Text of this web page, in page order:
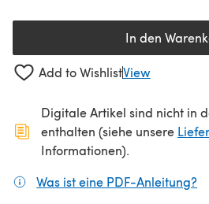
In den
Add to WishlistView
Digitale Artikel sind nicht in
enthalten (siehe unsere
Informationen).
Was ist eine PDF-Anleitung?